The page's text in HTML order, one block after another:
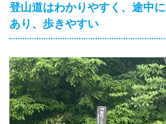
登山道はわかりやすく、途中
あり、歩きやすい